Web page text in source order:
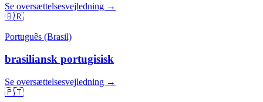
Se oversættelsesvejledning →
🇧🇷
Português (Brasil)
brasiliansk portugisisk
Se oversættelsesvejledning →
🇵🇹